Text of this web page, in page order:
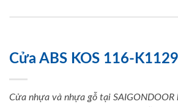
Cửa ABS KOS 116-
Cửa nhựa và nhựa gỗ tại SAIGONDOOR